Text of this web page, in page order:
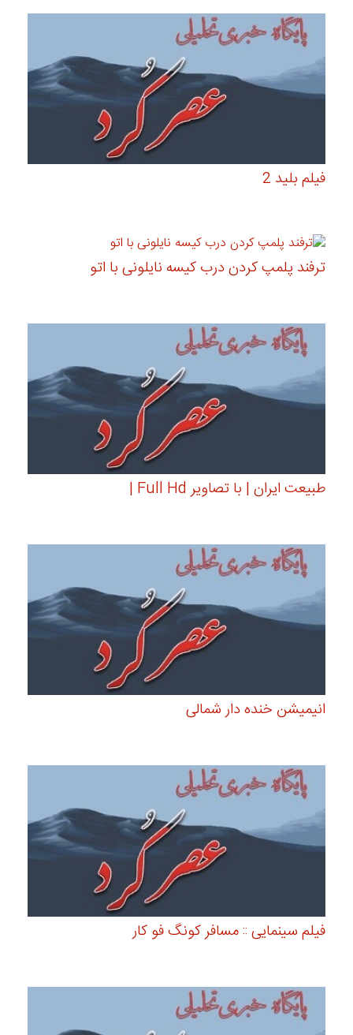
فیلم بلید 2
ترفند پلمپ کردن درب کیسه نایلونی با اتو
طبیعت ایران | با تصاویر Full Hd |
انیمیشن خنده دار شمالی
فیلم سینمایی :: مسافر کونگ فو کار